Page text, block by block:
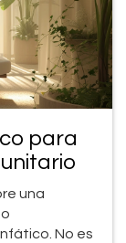
para
una
No es